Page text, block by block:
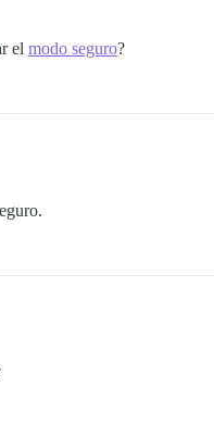
el modo seguro?